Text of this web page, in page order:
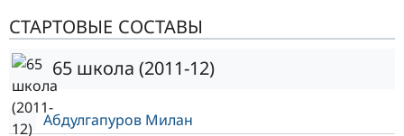
СТАРТОВЫЕ СОСТАВЫ
65 школа (2011-12)
Абдулгапуров Милан